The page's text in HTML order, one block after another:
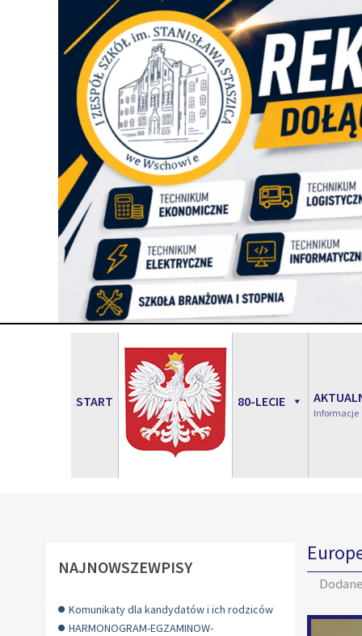
START 80-LECIE
Informacje
NAJNOWSZEWPISY
Komunikaty dla kandydatów i ich rodziców
HARMONOGRAM-EGZAMINOW-